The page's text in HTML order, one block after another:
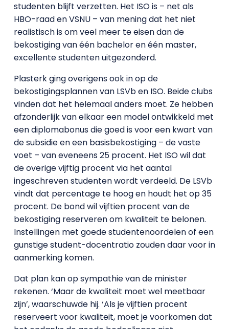
studenten blijft verzetten. Het ISO is – net als
HBO-raad en VSNU – van mening dat het niet
realistisch is om veel meer te eisen dan de
bekostiging van één bachelor en één master,
excellente studenten uitgezonderd.
Plasterk ging overigens ook in op de
bekostigingsplannen van LSVb en ISO. Beide clubs
vinden dat het helemaal anders moet. Ze hebben
afzonderlijk van elkaar een model ontwikkeld met
een diplomabonus die goed is voor een kwart van
de subsidie en een basisbekostiging – de vaste
voet – van eveneens 25 procent. Het ISO wil dat
de overige vijftig procent via het aantal
ingeschreven studenten wordt verdeeld. De LSVb
vindt dat percentage te hoog en houdt het op 35
procent. De bond wil vijftien procent van de
bekostiging reserveren om kwaliteit te belonen.
Instellingen met goede studentenoordelen of een
gunstige student-docentratio zouden daar voor in
aanmerking komen.
Dat plan kan op sympathie van de minister
rekenen. ‘Maar de kwaliteit moet wel meetbaar
zijn’, waarschuwde hij. ‘Als je vijftien procent
reserveert voor kwaliteit, moet je voorkomen dat